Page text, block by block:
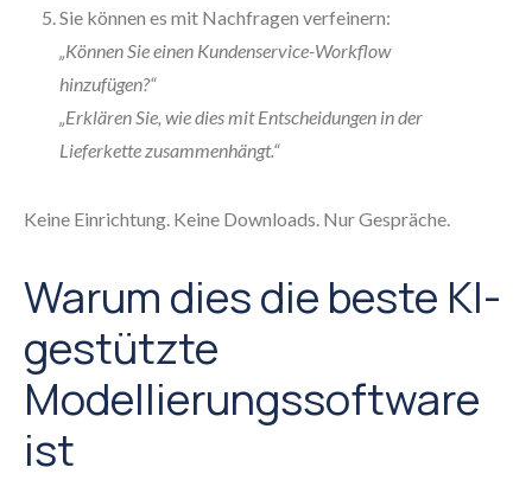
Sie können es mit Nachfragen verfeinern:
„Können Sie einen Kundenservice-Workflow
hinzufügen?“
„Erklären Sie, wie dies mit Entscheidungen in der
Lieferkette zusammenhängt.“
Keine Einrichtung. Keine Downloads. Nur Gespräche.
Warum dies die beste KI-
gestützte
Modellierungssoftware
ist